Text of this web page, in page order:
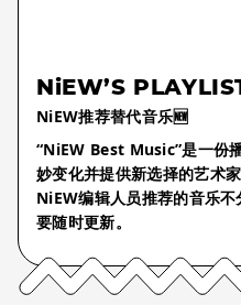
NiEW’S
NiEW推荐替代音乐🆕
“NiEW Best Music”是一份
妙变化并提供新选择的艺术家
NiEW编辑人员推荐的音乐
要随时更新。